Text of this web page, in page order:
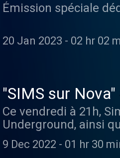
Émission spéciale
20 Jan 2023 - 02 hr 02
"SIMS sur
Ce vendredi à 21h,
Underground, ainsi
tout aussi culte du
freestyle des
9 Dec 2022 - 01 hr 30